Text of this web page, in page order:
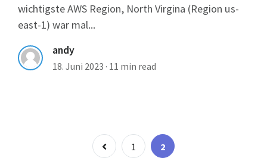
wichtigste AWS Region, North Virgina (Region us-
east-1) war mal...
andy
18. Juni 2023 · 11 min read
Page
1 Page
2